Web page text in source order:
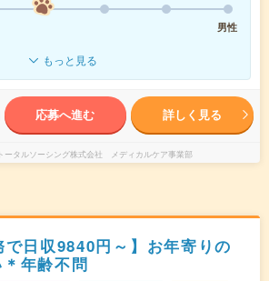
男性
もっと見る
応募へ進む 詳しく見る
ータルソーシング株式会社 メディカルケア事業部
で日収9840円～】お年寄りの
年齢不問